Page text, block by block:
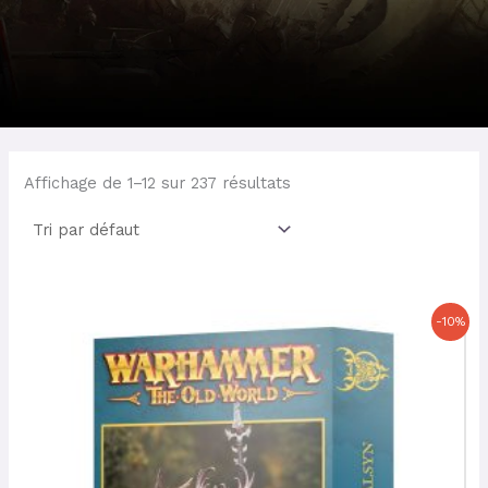
Affichage de 1–12 sur 237 résultats
-10%
prix
initial
était :
23,00 €.
prix
actuel
est :
20,70 €.